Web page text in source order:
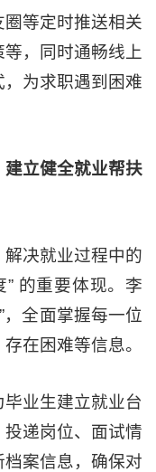
等定时推送相关
，同时通畅线上
为求职遇到困难
立健全就业帮扶
决就业过程中的
的重要体现。李
，全面掌握每一位
在困难等信息。
业生建立就业台
递岗位、面试情
案信息，确保对